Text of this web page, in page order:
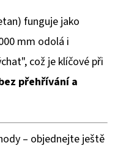
funguje jako
mm odolá i
což je klíčové při
přehřívání a
– objednejte ještě